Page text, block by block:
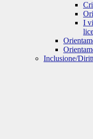
I
Inclusione/